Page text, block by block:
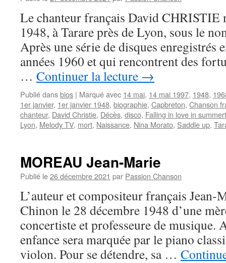
Le chanteur français David CHRISTIE
1948, à Tarare près de Lyon, sous le
Après une série de disques enregistrés
années 1960 et qui rencontrent des
… Continuer la lecture →
Publié dansbios | Marqué avec 14 mai, 14 mai 1997, 1948,
1er janvier, 1er janvier 1948, biographie, Capbreton, Chanson
chanteur, David Christie, Décès, disco, Falling in love in
Lyon, Melody TV, mort, Naissance, Nina Morato, Saddle up,
MOREAU Jean-Marie
Publié le26 décembre 2021 par Passion Chanson
L’auteur et compositeur français
Chinon le 28 décembre 1948 d’une
concertiste et professeure de musique.
enfance sera marquée par le piano
violon. Pour se détendre, sa …